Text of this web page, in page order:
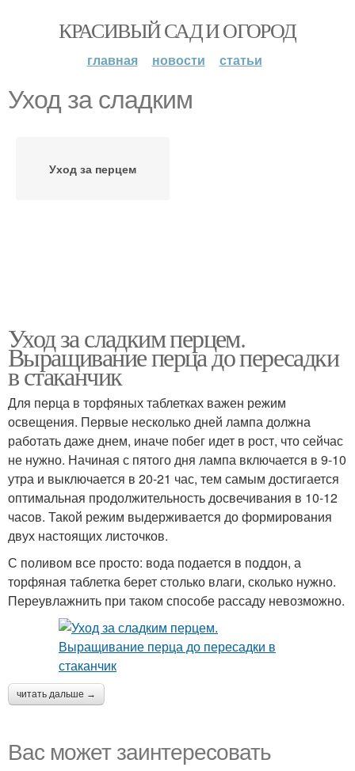
КРАСИВЫЙ САД И ОГОРОД
главная новости статьи
Уход за сладким
Уход за перцем
Уход за сладким перцем.
Выращивание перца до пересадки
в стаканчик
Для перца в торфяных таблетках важен режим
освещения. Первые несколько дней лампа должна
работать даже днем, иначе побег идет в рост, что сейчас
не нужно. Начиная с пятого дня лампа включается в 9-10
утра и выключается в 20-21 час, тем самым достигается
оптимальная продолжительность досвечивания в 10-12
часов. Такой режим выдерживается до формирования
двух настоящих листочков.
С поливом все просто: вода подается в поддон, а
торфяная таблетка берет столько влаги, сколько нужно.
Переувлажнить при таком способе рассаду невозможно.
читать дальше →
Вас может заинтересовать